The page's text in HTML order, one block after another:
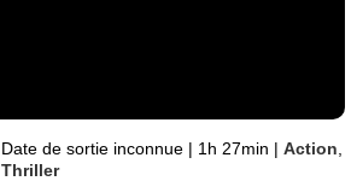
Date de sortie inconnue | 1h 27min | Action
Thriller